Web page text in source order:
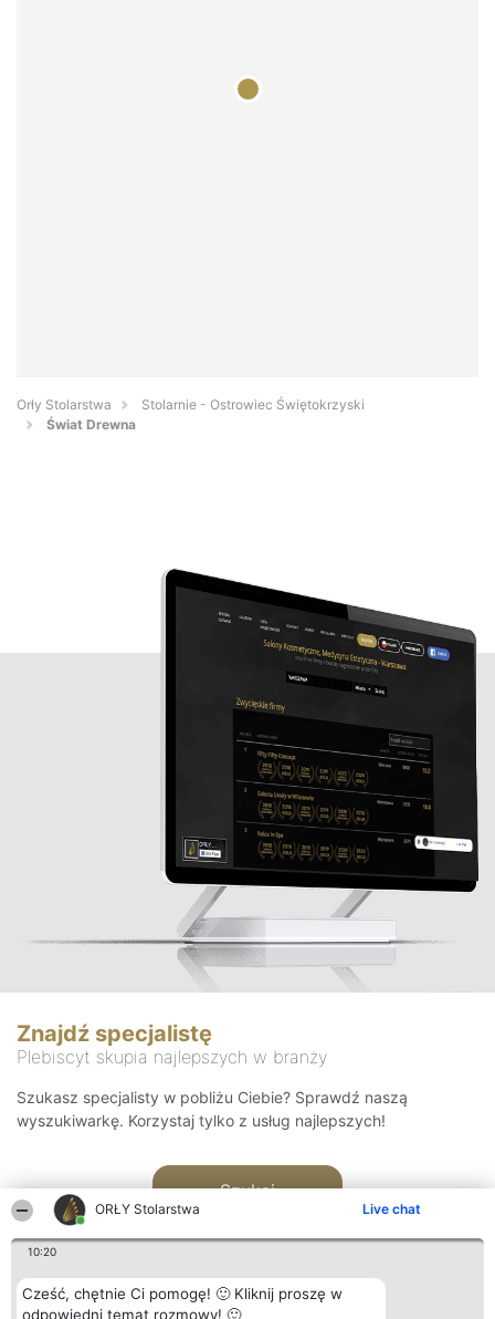
ORŁY Stolarstwa Live chat
10:20
Cześć, chętnie Ci pomogę! 🙂 Kliknij proszę w
odpowiedni temat rozmowy! 🙂
Orły Stolarstwa
Stolarnie - Ostrowiec Świętokrzyski
Świat Drewna
Znajdź specjalistę
Plebiscyt skupia najlepszych w branży
Szukasz specjalisty w pobliżu Ciebie? Sprawdź naszą
wyszukiwarkę. Korzystaj tylko z usług najlepszych!
Szukaj